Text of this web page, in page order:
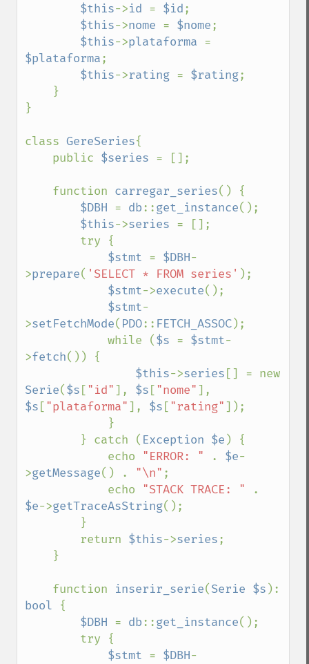
$this->id = $id;
$this->nome = $nome;
$this->plataforma
$plataforma;
$this->rating = $rating;
}
class GereSeries{
    public
$series = [];
    function
carregar_series() {
$DBH = db::get_instance();
$this->series = [];
$stmt = $DBH-
>prepare( 'SELECT * FROM series' );
$stmt->execute();
$stmt-
>setFetchMode( PDO:: FETCH_ASSOC);
            while (
$s = $stmt-
>fetch()) {
$this->series
Serie($s [ "id"], $s [ "nome"
$s [ "plataforma"], $s [ "rating"]);
        } catch (
Exception $e ) {
            echo
"ERROR: " . $e-
>getMessage() . "\n" ;
            echo
"STACK TRACE: "
$e->getTraceAsString();
        return
$this->series;
    function
inserir_serie(Serie $s
bool {
$DBH = db::get_instance();
$stmt = $DBH-